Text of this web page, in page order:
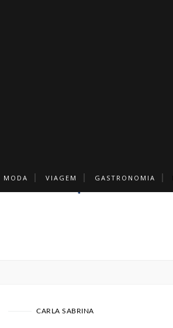
MODA VIAGEM GASTRONOMIA
CARLA SABRINA